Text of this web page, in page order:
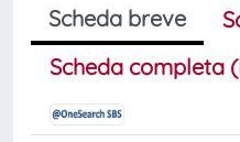
Scheda breve
Scheda completa